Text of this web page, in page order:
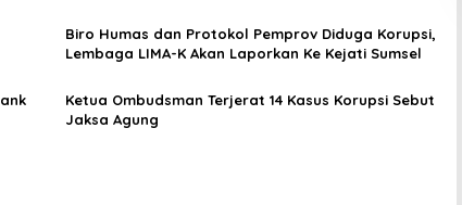
Biro Humas dan Protokol Pemprov Diduga Korupsi,
Lembaga LIMA-K Akan Laporkan Ke Kejati Sumsel
Ketua Ombudsman Terjerat 14 Kasus Korupsi Sebut
Jaksa Agung